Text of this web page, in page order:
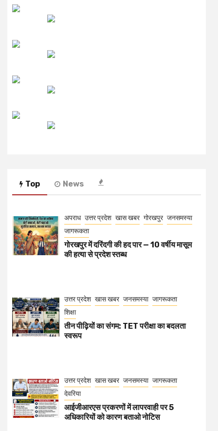
Top News
अपराध उत्तर प्रदेश खास खबर गोरखपुर जनसमस्या
जागरूकता
गोरखपुर में दरिंदगी की हद पार — 10 वर्षीय मासूम
की हत्या से प्रदेश स्तब्ध
उत्तर प्रदेश खास खबर जनसमस्या जागरूकता
शिक्षा
तीन पीढ़ियों का संगम: TET परीक्षा का बदलता
स्वरूप
उत्तर प्रदेश खास खबर जनसमस्या जागरूकता
देवरिया
आईजीआरएस प्रकरणों में लापरवाही पर 5
अधिकारियों को कारण बताओ नोटिस